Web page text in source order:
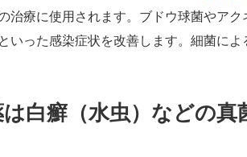
治療に使用されます。ブドウ球菌やア
いった感染症状を改善します。細菌に
白癬（水虫）などの